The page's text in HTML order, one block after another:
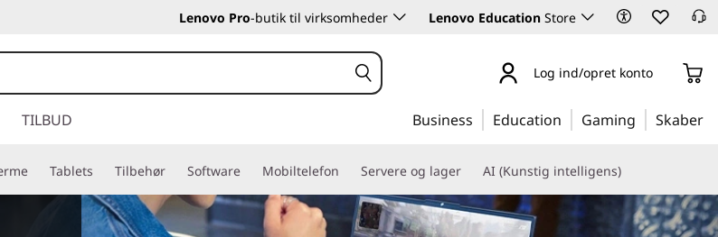
Lenovo Pro-butik til virksomheder Lenovo Education Store
Log ind/opret konto
TILBUD Business Education Gaming Skaber
Tablets Tilbehør Software Mobiltelefon Servere og lager AI (Kunstig intelligens)